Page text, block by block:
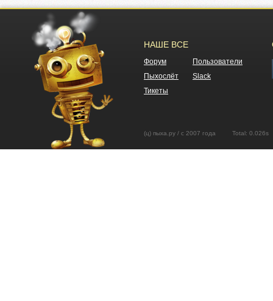
НАШЕ ВСЕ
Форум
Пользователи
Пыхослёт
Slack
Тикеты
(ц) пыха.ру / с 2007 года Total: